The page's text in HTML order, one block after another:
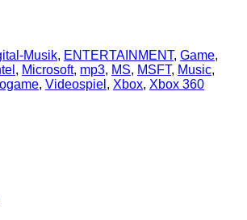
Musik, ENTERTAINMENT, Game,
, Microsoft, mp3, MS, MSFT, Music,
, Videospiel , Xbox, Xbox 360